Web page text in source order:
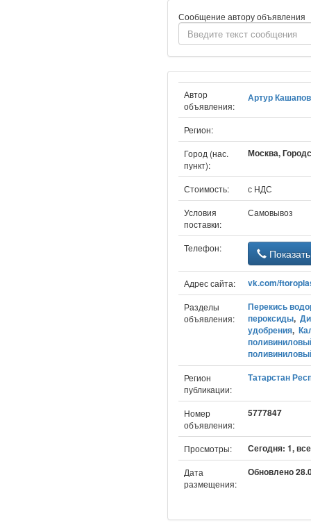
Сообщение автору объявления
Автор
объявления:
Артур Кашапов
Регион:
Город (нас.
пункт):
Москва,
Стоимость:
с НДС
Условия
поставки:
Самовывоз
Телефон:
Адрес сайта: vk.com/
Разделы
объявления:
Перекись
пероксиды,
удобрения,
Регион
публикации:
Татарстан
Номер
объявления:
5777847
Просмотры: Сегодня: 1,
Дата
размещения:
Обновлено